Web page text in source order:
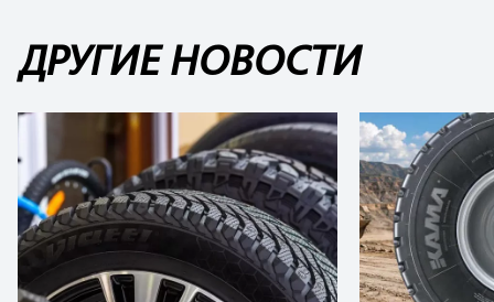
ДРУГИЕ НОВОСТИ